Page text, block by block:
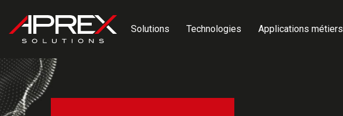
Solutions
Technologies Applications métiers